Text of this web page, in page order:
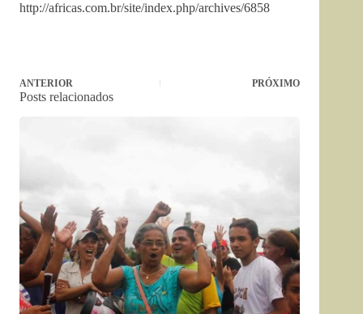
http://africas.com.br/site/index.php/archives/6858
ANTERIOR PRÓXIMO
Posts relacionados